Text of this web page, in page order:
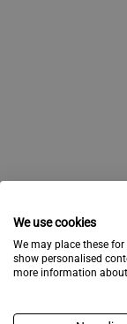
We use cookies
We may place these
show personalised
more information